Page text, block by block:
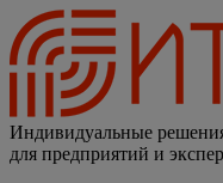
Индивидуальные
для предприятий и